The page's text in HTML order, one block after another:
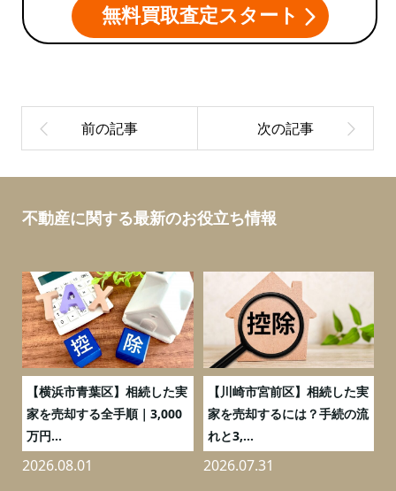
無料買取査定スタート
不動産に関する最新のお役立ち情報
【横浜市青葉区】相続した実
家を売却する全手順｜3,000
万円...
2026.08.01
【川崎市宮前区】相続した実
家を売却するには？手続の流
れと3,...
2026.07.31